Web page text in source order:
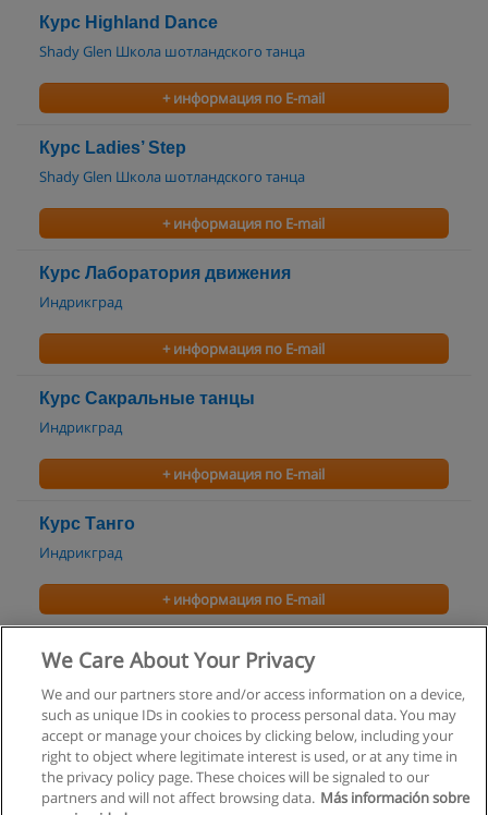
Курс Highland Dance
Shady Glen Школа шотландского танца
+ информация по E-mail
Курс Ladies’ Step
Shady Glen Школа шотландского танца
+ информация по E-mail
Курс Лаборатория движения
Индрикград
+ информация по E-mail
Курс Сакральные танцы
Индрикград
+ информация по E-mail
Курс Танго
Индрикград
+ информация по E-mail
Курс Хип-хоп танцы
+ информация по E-mail
We Care About Your Privacy
We and our partners store and/or access information on a device,
such as unique IDs in cookies to process personal data. You may
accept or manage your choices by clicking below, including your
right to object where legitimate interest is used, or at any time in
the privacy policy page. These choices will be signaled to our
partners and will not affect browsing data. Más información sobre